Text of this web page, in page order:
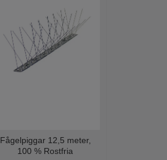
Fågelpiggar 12,5 meter,
100 % Rostfria